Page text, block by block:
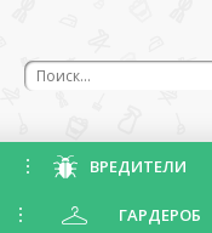
ВРЕДИТЕЛИ
ГАРДЕРОБ